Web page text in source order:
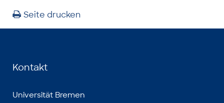
Seite drucken
Kontakt
Universität Bremen